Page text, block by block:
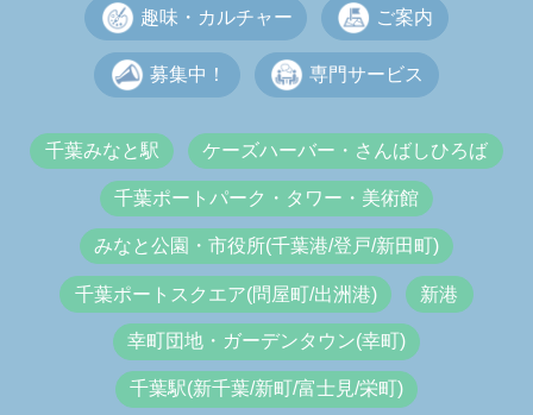
趣味・カルチャー ご案内
募集中！ 専門サービス
千葉みなと駅 ケーズハーバー・さんばしひろば
千葉ポートパーク・タワー・美術館
みなと公園・市役所(千葉港/登戸/新田町)
千葉ポートスクエア(問屋町/出洲港) 新港
幸町団地・ガーデンタウン(幸町)
千葉駅(新千葉/新町/富士見/栄町)